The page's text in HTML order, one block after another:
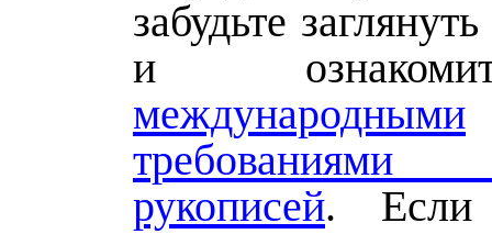
забудьте
и
международными
требованиями
рукописей. Если